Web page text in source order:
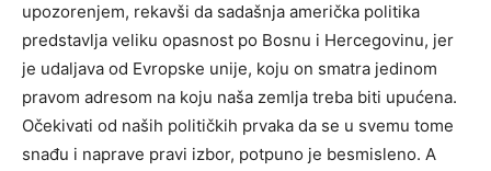
upozorenjem, rekavši da sadašnja američka politika
predstavlja veliku opasnost po Bosnu i Hercegovinu, jer
je udaljava od Evropske unije, koju on smatra jedinom
pravom adresom na koju naša zemlja treba biti upućena.
Očekivati od naših političkih prvaka da se u svemu tome
snađu i naprave pravi izbor, potpuno je besmisleno. A